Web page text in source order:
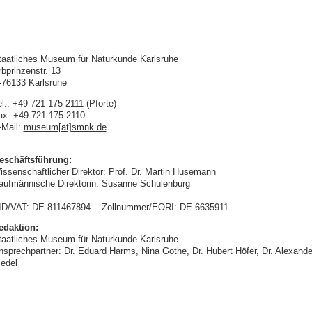
Museum für Naturkunde Karlsruhe
13
76133 Karlsruhe
+49 721 175-2111 (Pforte)
+49 721 175-2110
Mail: museum[at]smnk.de
Direktor: Prof. Dr. Martin Husemann
Direktorin: Susanne Schulenburg
VAT: DE 811467894 Zollnummer/EORI: DE 6635911
Museum für Naturkunde Karlsruhe
Dr. Eduard Harms, Nina Gothe, Dr. Hubert Höfer, Dr.